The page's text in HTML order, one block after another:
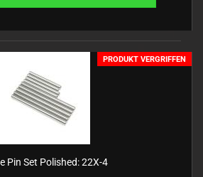
PRODUKT VERGRIFFEN
Pin Set Polished: 22X-4